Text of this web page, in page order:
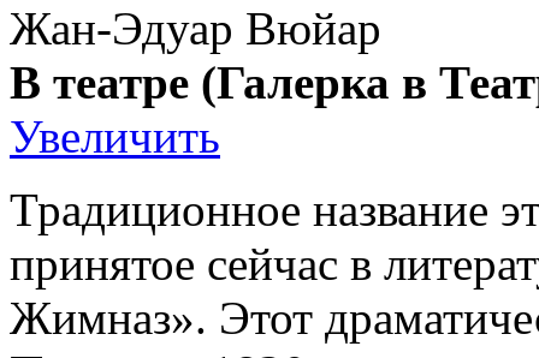
Жан-Эдуар Вюйар
В театре (Галерка в
Увеличить
Традиционное название
принятое сейчас в
Жимназ». Этот